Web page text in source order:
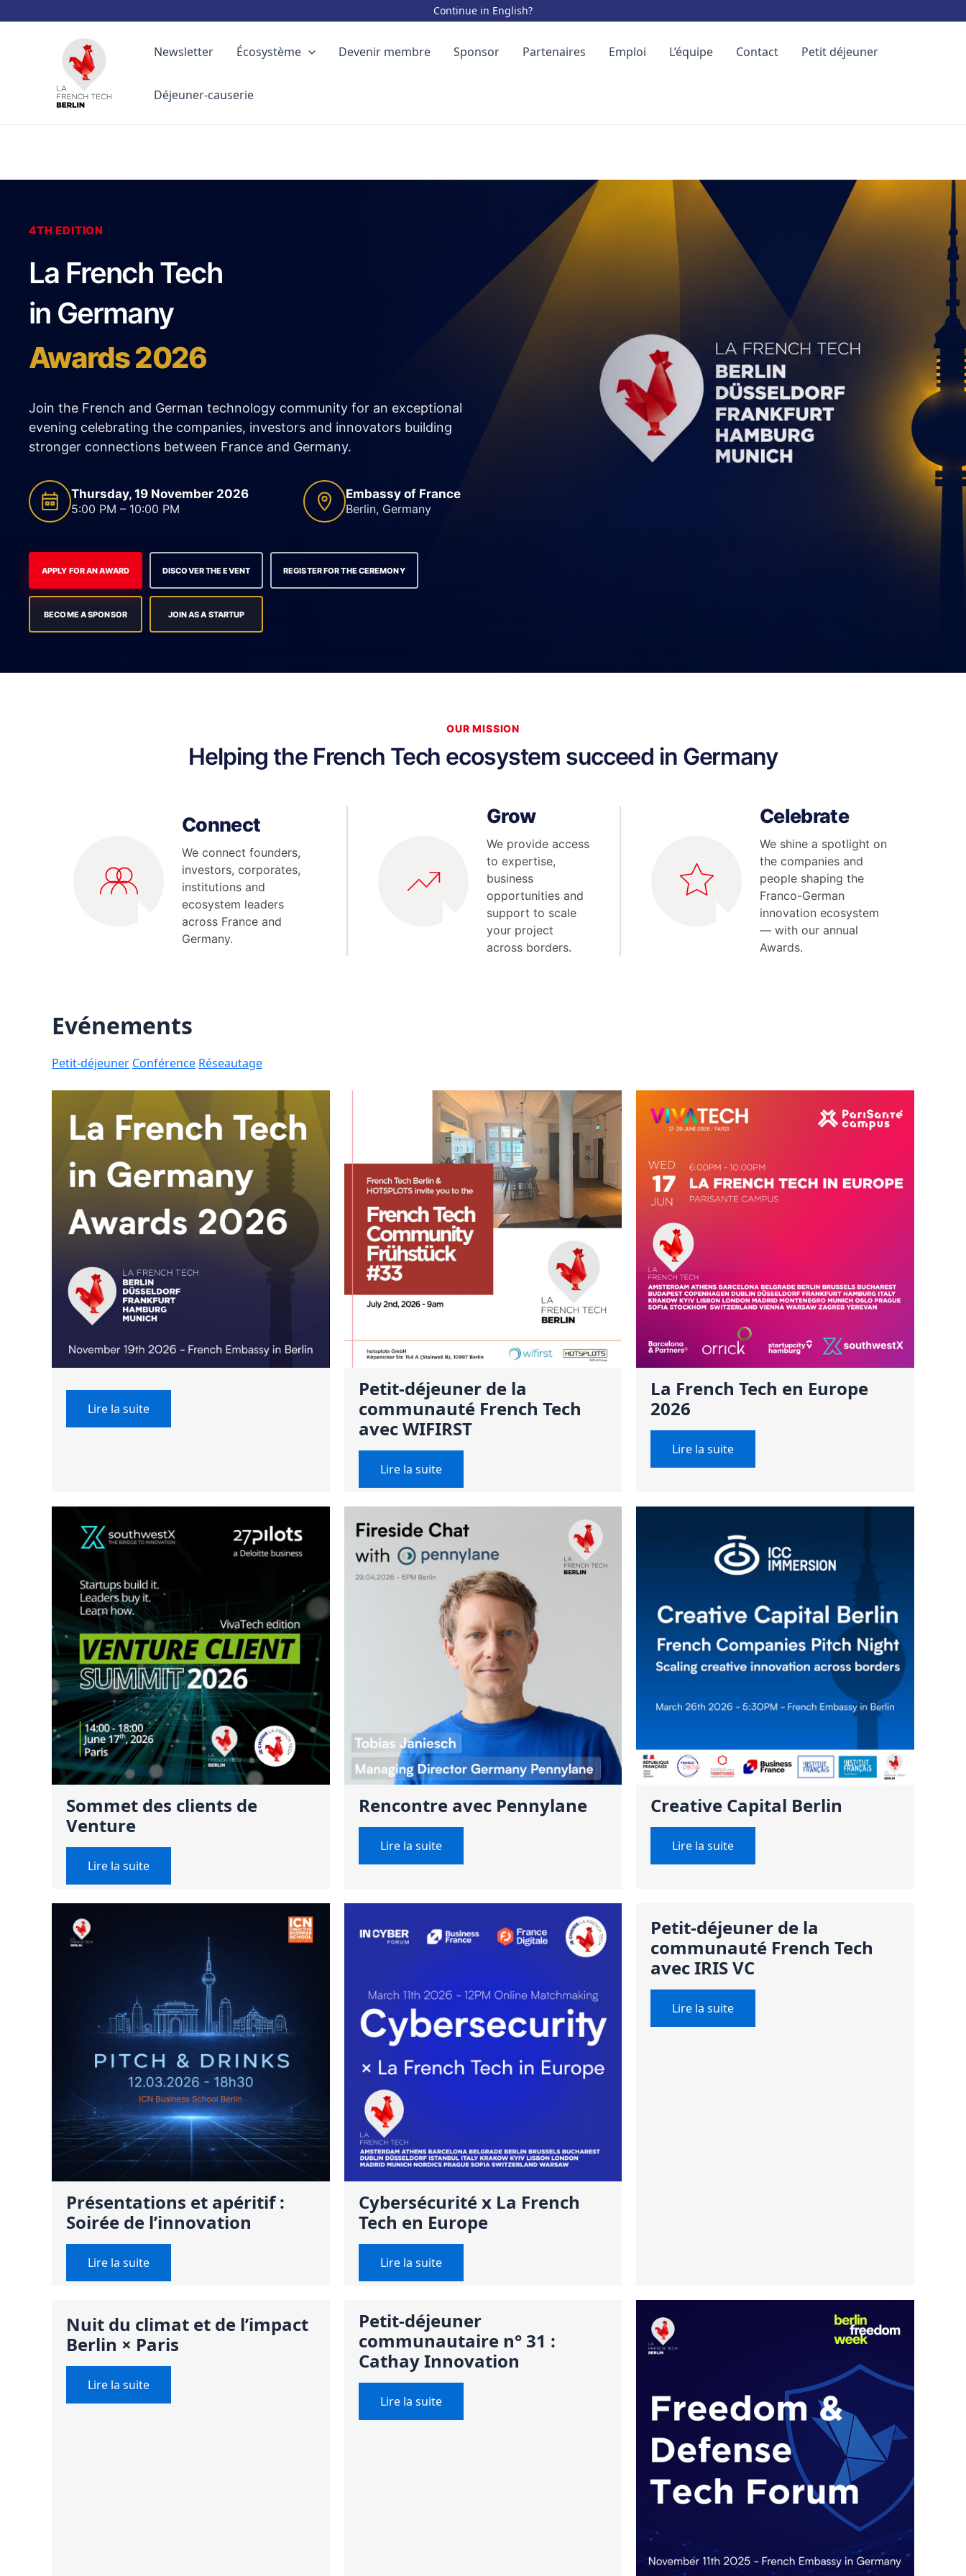
Continue in English?
Newsletter Écosystème Devenir membre Sponsor Partenaires Emploi L’équipe Contact Petit déjeuner
Déjeuner-causerie
4TH EDITION
La French Tech
in Germany
Awards 2026
Join the French and German technology community for an exceptional
evening celebrating the companies, investors and innovators building
stronger connections between France and Germany.
Thursday, 19 November 2026
5:00 PM – 10:00 PM
Embassy of France
Berlin, Germany
APPLY FOR AN AWARD DISCOVER THE EVENT REGISTER FOR THE CEREMONY
BECOME A SPONSOR JOIN AS A STARTUP
OUR MISSION
Helping the French Tech ecosystem succeed in Germany
Connect
We connect founders,
investors, corporates,
institutions and
ecosystem leaders
across France and
Germany.
Grow
We provide access
to expertise,
business
opportunities and
support to scale
your project
across borders.
Celebrate
We shine a spotlight on
the companies and
people shaping the
Franco-German
innovation ecosystem
— with our annual
Awards.
Evénements
Petit-déjeuner Conférence Réseautage
Lire la suite
Petit-déjeuner de la
communauté French Tech
avec WIFIRST
Lire la suite
La French Tech en Europe
2026
Lire la suite
Sommet des clients de
Venture
Lire la suite
Rencontre avec Pennylane
Lire la suite
Creative Capital Berlin
Lire la suite
Présentations et apéritif :
Soirée de l’innovation
Lire la suite
Cybersécurité x La French
Tech en Europe
Lire la suite
Petit-déjeuner de la
communauté French Tech
avec IRIS VC
Lire la suite
Nuit du climat et de l’impact
Berlin × Paris
Lire la suite
Petit-déjeuner
communautaire n° 31 :
Cathay Innovation
Lire la suite